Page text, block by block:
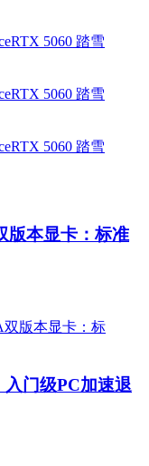
版本显卡：标准
门级PC加速退